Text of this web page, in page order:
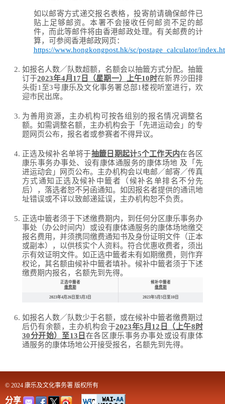
如以邮寄方式递交报名表格，投寄前请确保邮件已
贴上足够邮资。本署不会接收任何邮资不足的邮
件，而此等邮件将由香港邮政处理。有关邮费的计
算，可参阅香港邮政网页：
https://www.hongkongpost.hk/sc/postage_calculator/
如报名人数／队数超额，名额会以抽籤方式分配。抽籤
订于2023年4月17日（星期一）上午10时在新界沙田排
头街1至3号康乐及文化事务署总部1楼视听室进行，欢
迎市民出席。
为善用资源，主办机构可按各组别的报名情况调整名
额。如需调整名额，主办机构会于「先进运动会」的专
题网页公布，报名者或参赛者不得异议。
正选及候补名单将于抽籤日期起计5个工作天内在各区
康乐事务办事处、设有康体通服务的康体场地 及「先
进运动会」网页公布。主办机构会以电邮／邮寄／传真
方式通知正选及候补中籤者（候补名单排名不分先
后），落选者恕不另函通知。如因报名者提供的通讯地
址错误或不详以致邮递延误，主办机构恕不负责。
正选中籤者须于下述缴费期内，到任何分区康乐事务办
事处（办公时间内）或设有康体通服务的康体场地缴交
报名费用，并须携同缴费通知书及身份证明文件（正本
或副本），以供核实个人资料。符合优惠收费者，须出
示有效证明文件。如正选中籤者未有如期缴费，则作弃
权论，其名额由候补中籤者填补。候补中籤者须于下述
缴费期内报名，名额先到先得。
正选中籤者
缴费期
候补中籤者
缴费期
2023年4月26日至5月3日 2023年5月5日至10日
如报名人数／队数少于名额，或在候补中籤者缴费期过
后仍有余额，主办机构会于2023年5月12日（上午8时
30分开始）至13日 在各区康乐事务办事处或设有康体
通服务的康体场地公开接受报名，名额先到先得。
© 2024 康乐及文化事务署 版权所有
分享